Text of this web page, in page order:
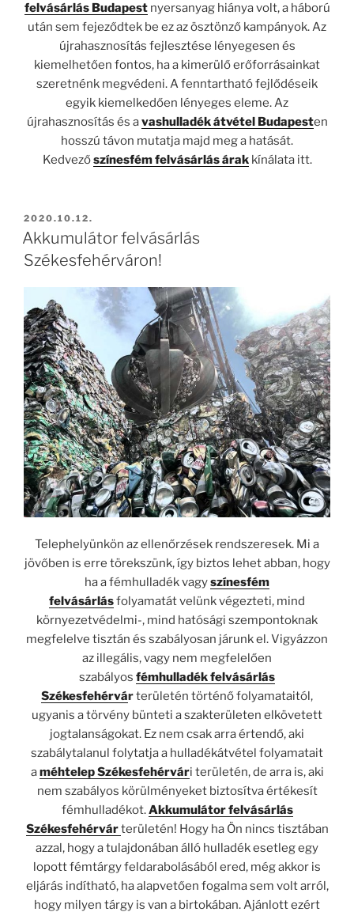
felvásárlás Budapestnyersanyag hiánya volt, a háború
után sem fejeződtek be ez az ösztönző kampányok. Az
újrahasznosítás fejlesztése lényegesen és
kiemelhetően fontos, ha a kimerülő erőforrásainkat
szeretnénk megvédeni. A fenntartható fejlődéseik
egyik kiemelkedően lényeges eleme. Az
újrahasznosítás és avashulladék átvétel Budapesten
hosszú távon mutatja majd meg a hatását.
Kedvezőszínesfém felvásárlás árakkínálata itt.
BEKÜLDVE:
2020.10.12.
Akkumulátor felvásárlás
Székesfehérváron!
Telephelyünkön az ellenőrzések rendszeresek. Mi a
jövőben is erre törekszünk, így biztos lehet abban, hogy
ha a fémhulladék vagyszínesfém
felvásárlásfolyamatát velünk végezteti, mind
környezetvédelmi-, mind hatósági szempontoknak
megfelelve tisztán és szabályosan járunk el. Vigyázzon
az illegális, vagy nem megfelelően
szabályos fémhulladék felvásárlás
Székesfehérvárterületén történő folyamataitól,
ugyanis a törvény bünteti a szakterületen elkövetett
jogtalanságokat. Ez nem csak arra értendő, aki
szabálytalanul folytatja a hulladékátvétel folyamatait
améhtelep Székesfehérvári területén, de arra is, aki
nem szabályos körülményeket biztosítva értékesít
fémhulladékot.Akkumulátor felvásárlás
Székesfehérvárterületén! Hogy ha Ön nincs tisztában
azzal, hogy a tulajdonában álló hulladék esetleg egy
lopott fémtárgy feldarabolásából ered, még akkor is
eljárás indítható, ha alapvetően fogalma sem volt arról,
hogy milyen tárgy is van a birtokában. Ajánlott ezért